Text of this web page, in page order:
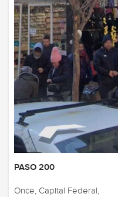
PASO 200
Once, Capital Federal,